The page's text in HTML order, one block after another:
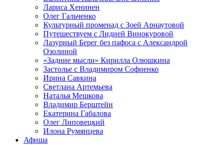
Лариса Хенинен
Олег Гальченко
Культурный променад с Зоей Арнаутовой
Путешествуем с Лидией Винокуровой
Лазурный Берег без пафоса с Александрой
Озолиной
«Задние мысли» Кирилла Олюшкина
Застолье с Владимиром Софиенко
Ирина Савкина
Светлана Артемьева
Наталья Мешкова
Владимир Берштейн
Екатерина Габалова
Олег Липовецкий
Илона Румянцева
Афиша